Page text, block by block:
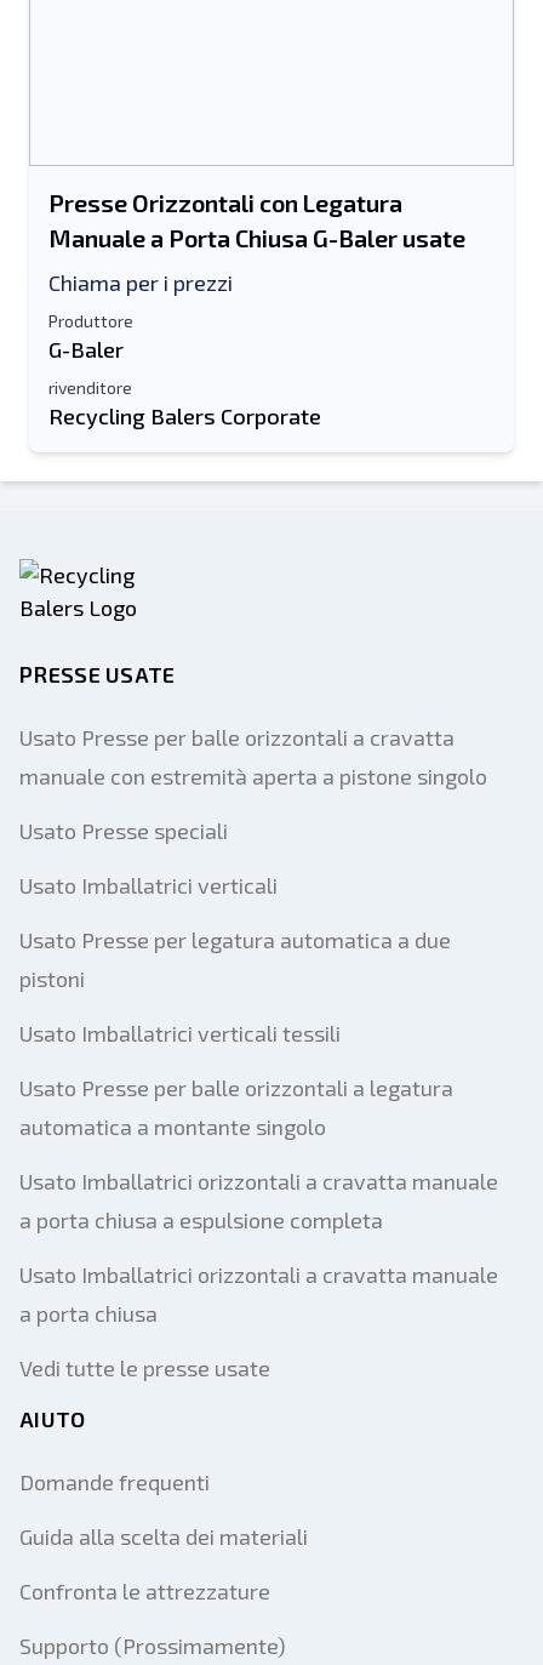
Presse Orizzontali con Legatura
Manuale a Porta Chiusa G-Baler usate
Chiama per i prezzi
Produttore
G-Baler
rivenditore
Recycling Balers Corporate
PRESSE USATE
Usato Presse per balle orizzontali a cravatta
manuale con estremità aperta a pistone singolo
Usato Presse speciali
Usato Imballatrici verticali
Usato Presse per legatura automatica a due
pistoni
Usato Imballatrici verticali tessili
Usato Presse per balle orizzontali a legatura
automatica a montante singolo
Usato Imballatrici orizzontali a cravatta manuale
a porta chiusa a espulsione completa
Usato Imballatrici orizzontali a cravatta manuale
a porta chiusa
Vedi tutte le presse usate
AIUTO
Domande frequenti
Guida alla scelta dei materiali
Confronta le attrezzature
Supporto (Prossimamente)